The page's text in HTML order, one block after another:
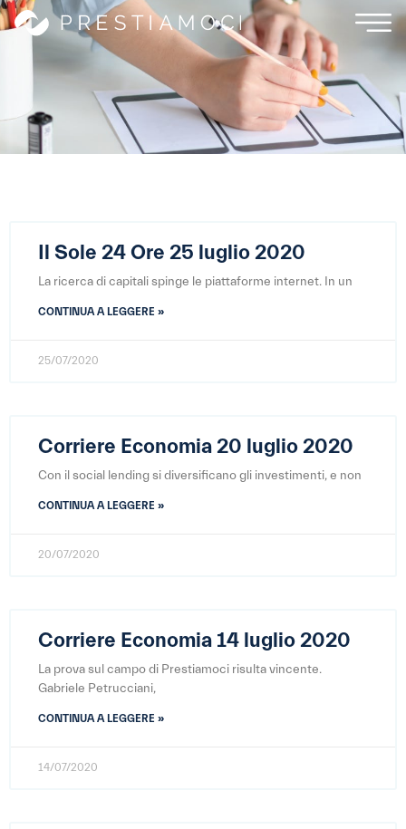
Il Sole 24 Ore 25 luglio 2020
La ricerca di capitali spinge le piattaforme internet. In un
CONTINUA A LEGGERE »
25/07/2020
Corriere Economia 20 luglio 2020
Con il social lending si diversificano gli investimenti, e non
CONTINUA A LEGGERE »
20/07/2020
Corriere Economia 14 luglio 2020
La prova sul campo di Prestiamoci risulta vincente.
Gabriele Petrucciani,
CONTINUA A LEGGERE »
14/07/2020